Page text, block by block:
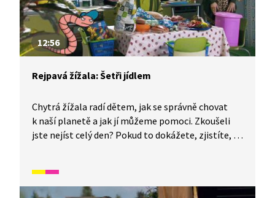
12:56
Rejpavá žížala: Šetři jídlem
Chytrá žížala radí dětem, jak se správně chovat
k naší planetě a jak jí můžeme pomoci. Zkoušeli
jste nejíst celý den? Pokud to dokážete, zjistíte, že
když věnujeme svůj nákup do potravinové banky.
Plánujte si nákupy, jídlem se plýtvat nemá.